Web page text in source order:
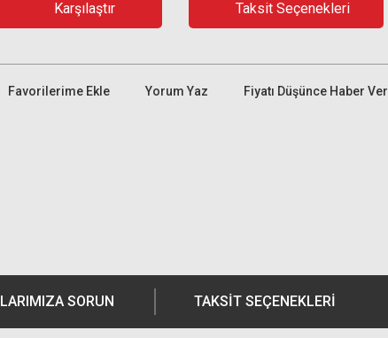
Karşılaştır Taksit Seçenekleri
Yorum Yaz Fiyatı Düşünce Haber Ver
SORUN TAKSIT SEÇENEKLERI